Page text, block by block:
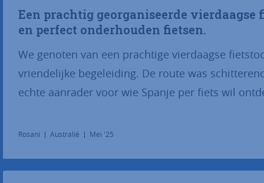
Een prachtig georganiseerde
en perfect onderhouden fietsen.
We genoten van een prachtige vierdaagse
vriendelijke begeleiding. De route was
echte aanrader voor wie Spanje per fiets wil
Rosani Australië Mei '25